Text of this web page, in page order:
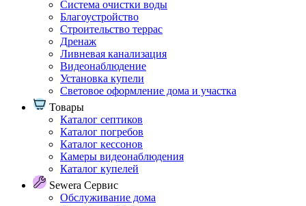
Система очистки воды
Благоустройство
Строительство террас
Дренаж
Ливневая канализация
Видеонаблюдение
Установка купели
Световое оформление дома и участка
Товары
Каталог септиков
Каталог погребов
Каталог кессонов
Камеры видеонаблюдения
Каталог купелей
Sewera Сервис
Обслуживание дома